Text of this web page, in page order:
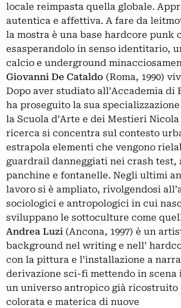
locale reimpasta quella globale.
autentica e affettiva. A fare da
la mostra è una base hardcore punk
esasperandolo in senso identitario,
calcio e underground
Giovanni De Cataldo (Roma, 1990)
Dopo aver studiato all’Accademia di
ha proseguito la sua
la Scuola d’Arte e dei Mestieri
ricerca si concentra sul contesto
estrapola elementi che vengono
guardrail danneggiati nei crash
panchine e fontanelle. Negli ultimi
lavoro si è ampliato, rivolgendosi
sociologici e antropologici in cui
sviluppano le sottoculture come
Andrea Luzi (Ancona, 1997) è un
background nel writing e nell’
con la pittura e l’installazione a
derivazione sci-fi mettendo in
un universo antropico già ricostruito
colorata e materica di nuove